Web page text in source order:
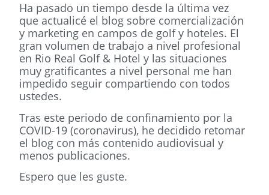
Ha pasado un tiempo desde la última vez
que actualicé el blog sobre comercialización
y marketing en campos de golf y hoteles. El
gran volumen de trabajo a nivel profesional
en Rio Real Golf & Hotel y las situaciones
muy gratificantes a nivel personal me han
impedido seguir compartiendo con todos
ustedes.
Tras este periodo de confinamiento por la
COVID-19 (coronavirus), he decidido retomar
el blog con más contenido audiovisual y
menos publicaciones.
Espero que les guste.